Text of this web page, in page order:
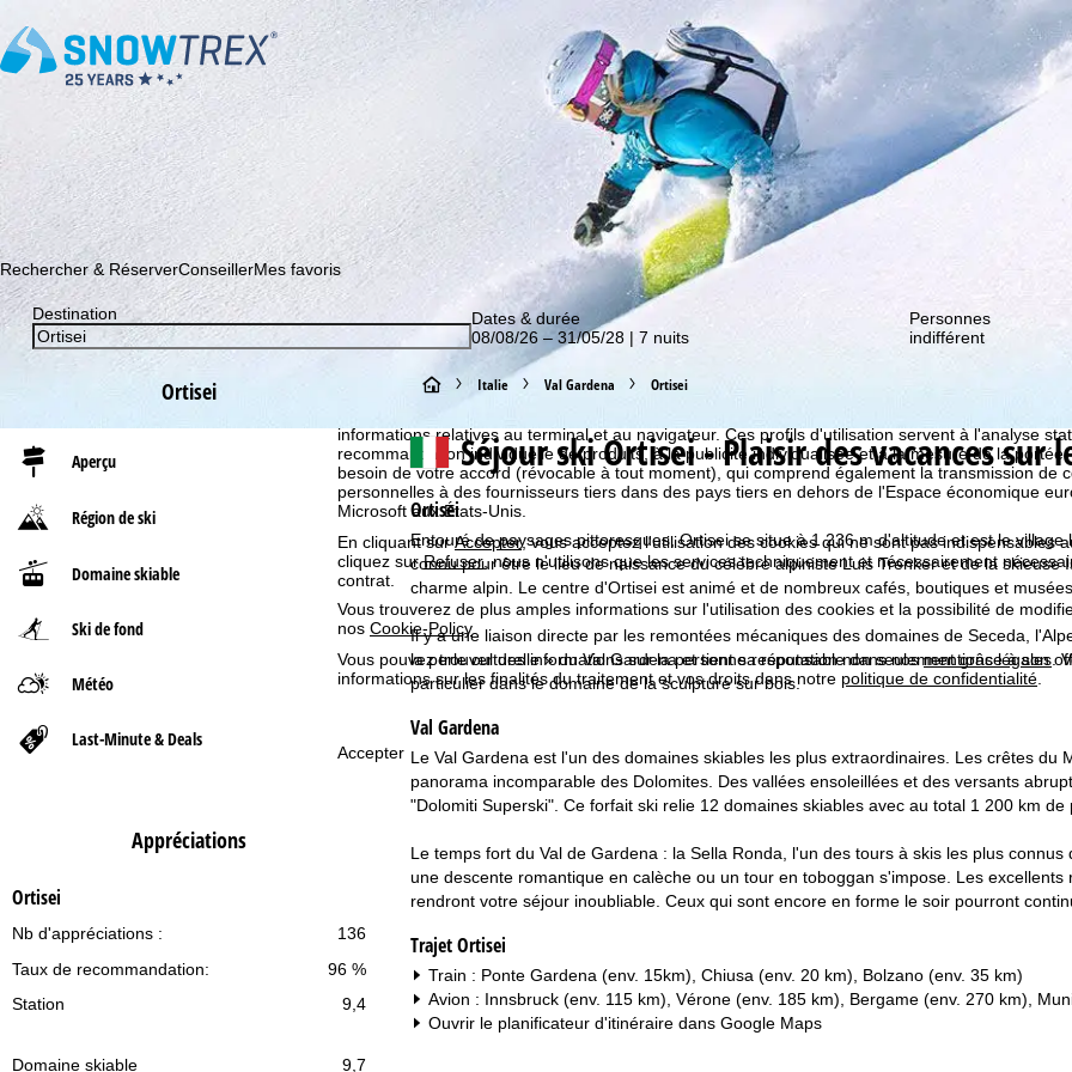
Informations relatives aux cookies
Pour une offre web optimale, nous utilisons des cookies pour collecter des informations
informations relatives au terminal et au navigateur. Ces profils d'utilisation servent à l'analyse
recommandation individuelle de produits, à la publicité individualisée et à la mesure de la
besoin de votre accord (révocable à tout moment), qui comprend également la transmission de
personnelles à des fournisseurs tiers dans des pays tiers en dehors de l'Espace économique
Microsoft aux États-Unis.
En cliquant surAccepter, vous acceptez l'utilisation des cookies qui ne sont pas indispensables
cliquez surRefuser, nous n'utilisons que les services techniquement et nécessairement
contrat.
Vous trouverez de plus amples informations sur l'utilisation des cookies et la possibilité de
nos Cookie-Policy
Vous pouvez trouver des informations sur la personne responsable dans nosmentions légales.
informations sur les finalités du traitement et vos droits dans notre politique de confidentialité
Accepter
Abonnez-vous à notre newsletter et soyez le premier à découvrir nos promos !
Rechercher & RéserverConseillerMes favoris
Destination
Dates & durée
08/08/26 – 31/05/28 | 7 nuits
Personnes
indifférent
Ortisei
Aperçu
Région de ski
Domaine skiable
Ski de fond
Météo
Last-Minute & Deals
Appréciations
Ortisei
136
Nb d'appréciations :
96 %
Taux de recommandation:
Station
9,4
Domaine skiable 9,7
P
a
g
'
a
c
c
e
l
Italie Val Gardena Ortisei
Séjour skiOrtisei - Plaisir des vacances sur
Ortisei
Entouré de paysages pittoresques, Ortisei se situe à 1 236 m d'altitude et est le
connu pour être le lieu de naissance du célèbre alpiniste Luis Trenker et de la
charme alpin. Le centre d'Ortisei est animé et de nombreux cafés, boutiques et
Il y a une liaison directe par les remontées mécaniques des domaines de Seceda,
la perle culturelle » du Val Gardena et tient sa réputation non seulement grâce à son
particulier dans le domaine de la sculpture sur bois.
Val Gardena
Le Val Gardena est l'un des domaines skiables les plus extraordinaires. Les crêtes
panorama incomparable des Dolomites. Des vallées ensoleillées et des versants
"Dolomiti Superski". Ce forfait ski relie 12 domaines skiables avec au total 1 200 km de
Le temps fort du Val de Gardena : la Sella Ronda, l'un des tours à skis les plus
une descente romantique en calèche ou un tour en toboggan s'impose. Les
rendront votre séjour inoubliable. Ceux qui sont encore en forme le soir pourront
Trajet Ortisei
Train : Ponte Gardena (env. 15km), Chiusa (env. 20 km), Bolzano (env. 35 km)
Avion : Innsbruck (env. 115 km), Vérone (env. 185 km), Bergame (env. 270 km),
Ouvrir le planificateur d'itinéraire dans Google Maps